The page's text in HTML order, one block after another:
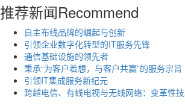
推荐新闻Recommend
自主布线品牌的崛起与创新
引领企业数字化转型的IT服务先锋
通信基础设施的领先者
秉承“为客户着想，与客户共赢”的服务宗旨
引领IT集成服务新纪元
跨越电信、有线电视与无线网络：变革性